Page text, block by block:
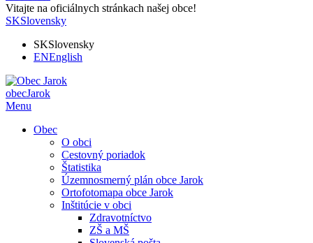
Vitajte na oficiálnych stránkach našej obce!
SKSlovensky
SKSlovensky
ENEnglish
obecJarok
Menu
Obec
O obci
Cestovný poriadok
Štatistika
Územnosmerný plán obce Jarok
Ortofotomapa obce Jarok
Inštitúcie v obci
Zdravotníctvo
ZŠ a MŠ